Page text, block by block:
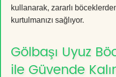
kullanarak, zararlı
kurtulmanızı sağlıyor.
Gölbaşı Uyuz
ile Güvende